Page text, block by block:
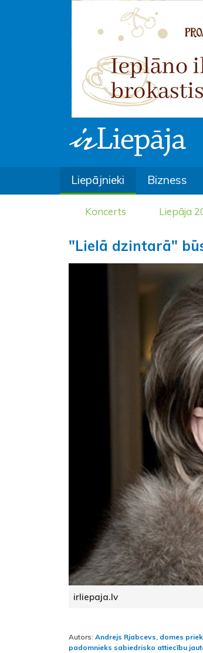
Liepājnieki Bizness
Koncerts Liepāja
"Lielā dzintarā"
irliepaja.lv
Autors: Andrejs Rjabcevs, domes
padomnieks sabiedrisko attiecību